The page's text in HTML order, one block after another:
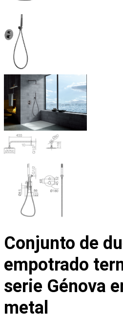
Conjunto de
empotrado
serie Génova
metal